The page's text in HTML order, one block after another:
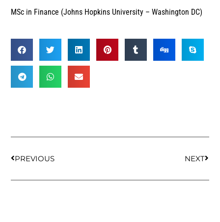
MSc in Finance (Johns Hopkins University – Washington DC)
PREVIOUS NEXT